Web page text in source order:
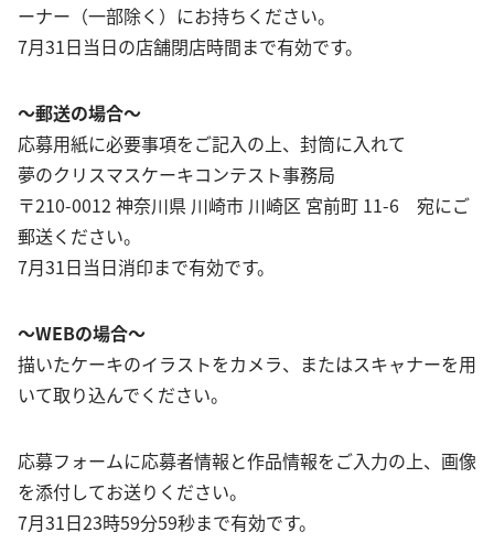
ーナー（一部除く）にお持ちください。
7月31日当日の店舗閉店時間まで有効です。
～郵送の場合～
応募用紙に必要事項をご記入の上、封筒に入れて
夢のクリスマスケーキコンテスト事務局
〒210-0012 神奈川県 川崎市 川崎区 宮前町 11-6 宛にご
郵送ください。
7月31日当日消印まで有効です。
～WEBの場合～
描いたケーキのイラストをカメラ、またはスキャナーを用
いて取り込んでください。
応募フォームに応募者情報と作品情報をご入力の上、画像
を添付してお送りください。
7月31日23時59分59秒まで有効です。